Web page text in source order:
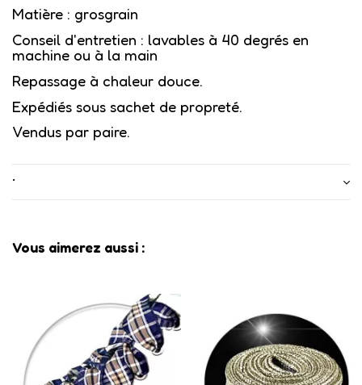
Matière : grosgrain
Conseil d'entretien : lavables à 40 degrés en
machine ou à la main
Repassage à chaleur douce.
Expédiés sous sachet de propreté.
Vendus par paire.
•
Vous aimerez aussi :